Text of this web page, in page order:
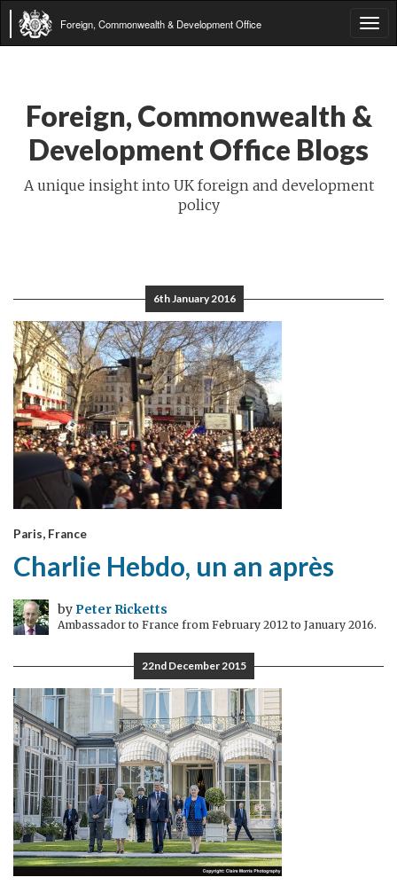
Foreign, Commonwealth & Development Office
Foreign, Commonwealth &
Development Office Blogs
A unique insight into UK foreign and development
policy
6th January 2016
Paris, France
Charlie Hebdo, un an après
byPeter Ricketts
Ambassador to France from February 2012 to January 2016.
22nd December 2015